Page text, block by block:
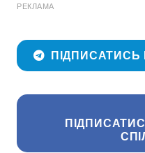
РЕКЛАМА
ПІДПИСАТИСЬ